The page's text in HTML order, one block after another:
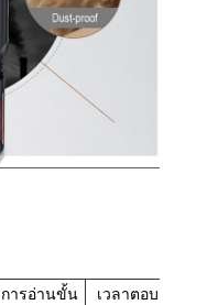
การอ่านขั้น
เวลาตอบ